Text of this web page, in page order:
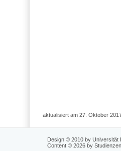
aktualisiert am 27. Oktober
Design © 2010 by Universität
Content © 2026 by